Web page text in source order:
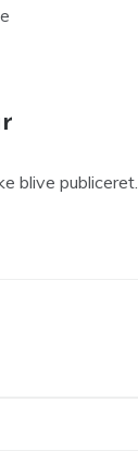
blive publiceret.